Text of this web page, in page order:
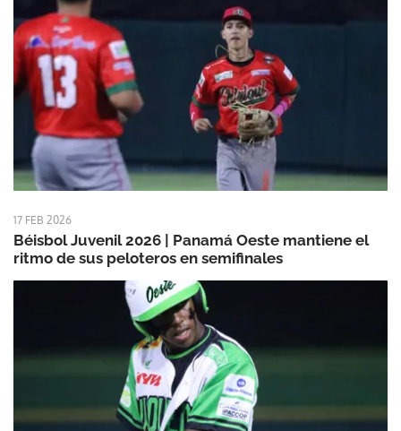
17 FEB 2026
Béisbol Juvenil 2026 | Panamá Oeste mantiene el
ritmo de sus peloteros en semifinales